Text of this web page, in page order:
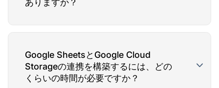
ありますか？
Google SheetsとGoogle Cloud
Storageの連携を構築するには、どの
くらいの時間が必要ですか？